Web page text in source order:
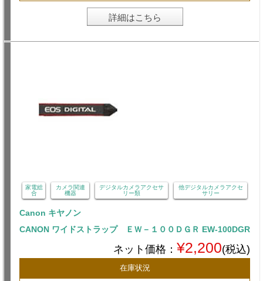
詳細はこちら
家電総
合
カメラ関連
機器
デジタルカメラアクセサ
リー類
他デジタルカメラアクセ
サリー
Canon キヤノン
CANON ワイドストラップ ＥＷ－１００ＤＧＲ EW-100DGR
ネット価格： ¥2,200(税込)
在庫状況